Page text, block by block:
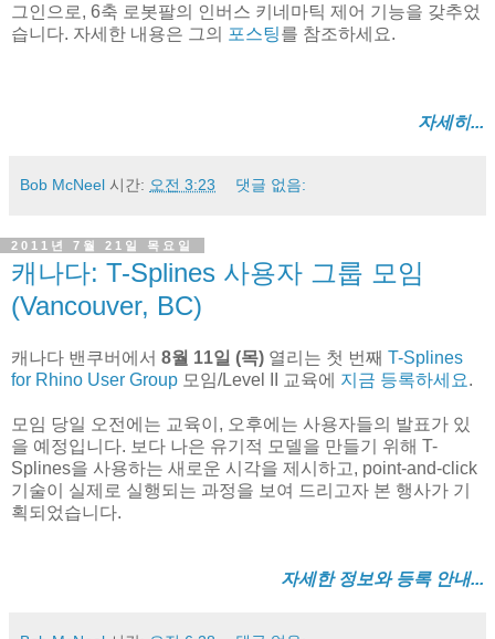
그인으로, 6축 로봇팔의 인버스 키네마틱 제어 기능을 갖추었
습니다. 자세한 내용은 그의 포스팅를 참조하세요.
자세히...
Bob McNeel 시간: 오전 3:23 댓글 없음:
2011년 7월 21일 목요일
캐나다: T-Splines 사용자 그룹 모임
(Vancouver, BC)
캐나다 밴쿠버에서 8월 11일 (목) 열리는 첫 번째 T-Splines
for Rhino User Group 모임/Level II 교육에 지금 등록하세요.
모임 당일 오전에는 교육이, 오후에는 사용자들의 발표가 있
을 예정입니다. 보다 나은 유기적 모델을 만들기 위해 T-
Splines을 사용하는 새로운 시각을 제시하고, point-and-click
기술이 실제로 실행되는 과정을 보여 드리고자 본 행사가 기
획되었습니다.
자세한 정보와 등록 안내...